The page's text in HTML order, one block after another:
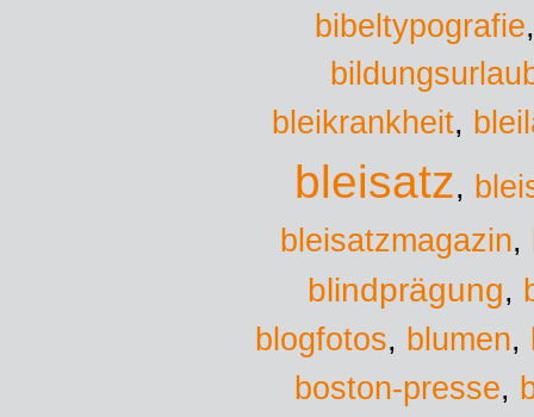
bibeltypografie
bleikrankheit,
bleisatz,
bleisatzmagazin,
blindprägung,
blogfotos, blumen,
boston-presse,